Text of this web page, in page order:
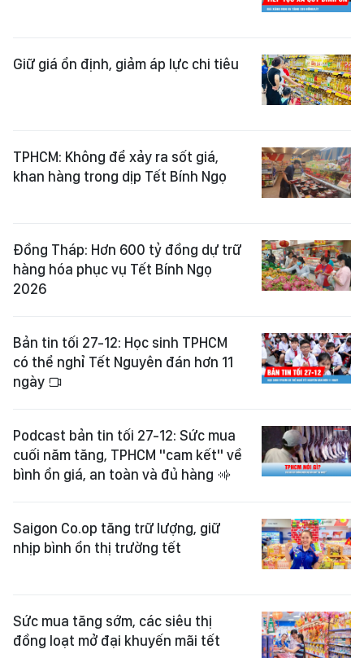
Giữ giá ổn định, giảm áp lực chi tiêu
TPHCM: Không để xảy ra sốt giá,
khan hàng trong dịp Tết Bính Ngọ
Đồng Tháp: Hơn 600 tỷ đồng dự trữ
hàng hóa phục vụ Tết Bính Ngọ
2026
Bản tin tối 27-12: Học sinh TPHCM
có thể nghỉ Tết Nguyên đán hơn 11
ngày
Podcast bản tin tối 27-12: Sức mua
cuối năm tăng, TPHCM "cam kết" về
bình ổn giá, an toàn và đủ hàng
Saigon Co.op tăng trữ lượng, giữ
nhịp bình ổn thị trường tết
Sức mua tăng sớm, các siêu thị
đồng loạt mở đại khuyến mãi tết